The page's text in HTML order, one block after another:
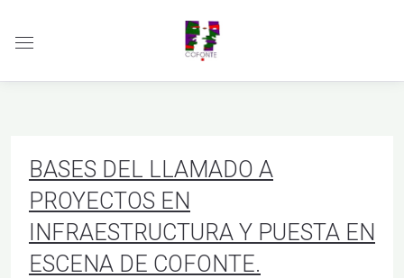
BASES DEL LLAMADO A
PROYECTOS EN
INFRAESTRUCTURA Y PUESTA EN
ESCENA DE COFONTE.